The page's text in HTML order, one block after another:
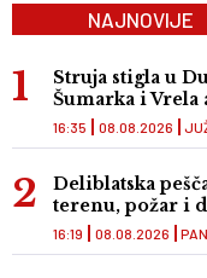
NAJNOVIJE
Struja stigla u
Šumarka i Vrela
16:35 08.08.2026
Deliblatska
terenu, požar i
16:19 08.08.2026